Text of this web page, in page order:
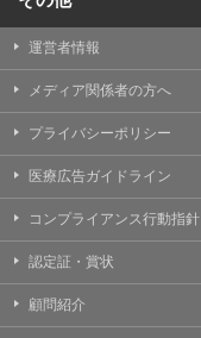
運営者情報
メディア関係者の方へ
プライバシーポリシー
医療広告ガイドライン
コンプライアンス行動指針
認定証・賞状
顧問紹介